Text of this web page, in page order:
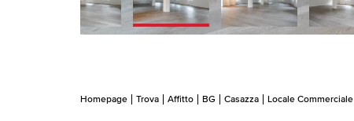
Homepage Trova Affitto BG Casazza Locale Commerciale